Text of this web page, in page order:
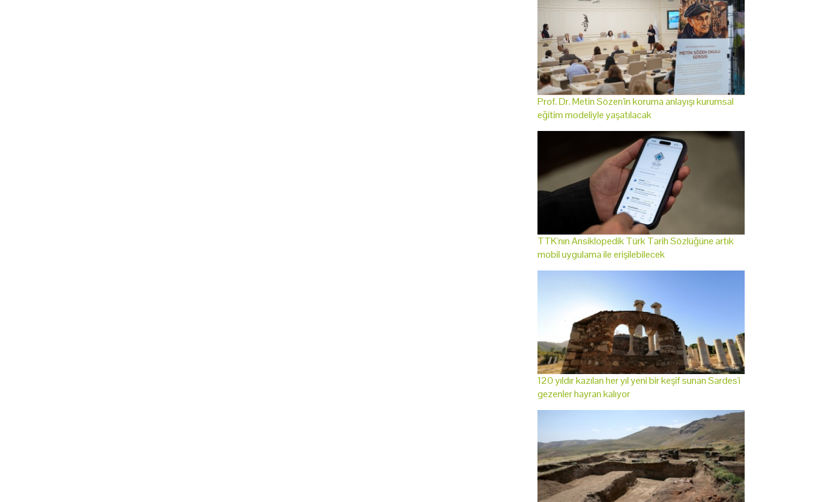
Prof. Dr. Metin Sözen'in koruma anlayışı kurumsal
eğitim modeliyle yaşatılacak
TTK'nın Ansiklopedik Türk Tarih Sözlüğüne artık
mobil uygulama ile erişilebilecek
120 yıldır kazılan her yıl yeni bir keşif sunan Sardes'i
gezenler hayran kalıyor